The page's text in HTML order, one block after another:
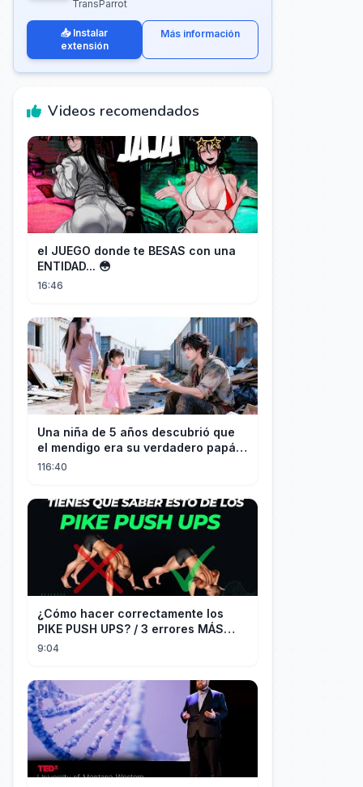
TransParrot
📥 Instalar
extensión
Más información
Videos recomendados
el JUEGO donde te BESAS con una
ENTIDAD... 😳
16:46
Una niña de 5 años descubrió que
el mendigo era su verdadero papá y
salvó a su familia
116:40
¿Cómo hacer correctamente los
PIKE PUSH UPS? / 3 errores MÁS
9:04